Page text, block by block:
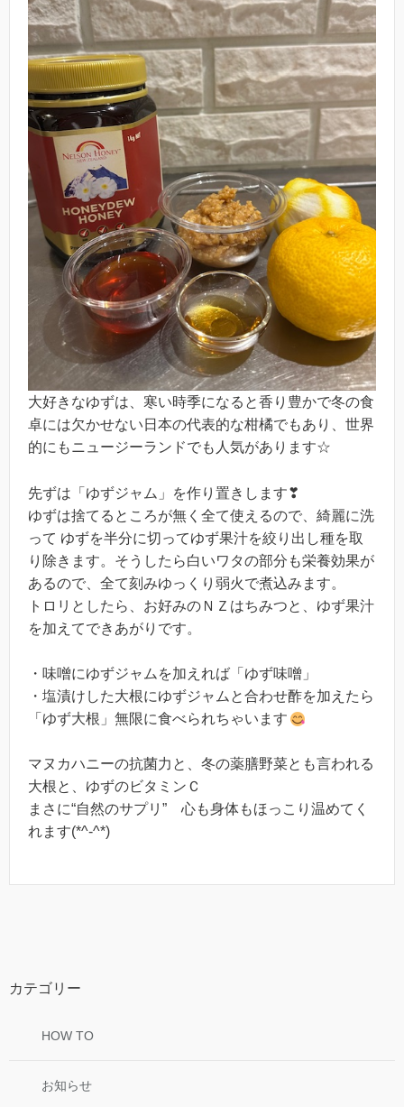
大好きなゆずは、寒い時季になると香り豊かで冬の食
卓には欠かせない日本の代表的な柑橘でもあり、世界
的にもニュージーランドでも人気があります☆
先ずは「ゆずジャム」を作り置きします❣
ゆずは捨てるところが無く全て使えるので、綺麗に洗
って ゆずを半分に切ってゆず果汁を絞り出し種を取
り除きます。そうしたら白いワタの部分も栄養効果が
あるので、全て刻みゆっくり弱火で煮込みます。
トロリとしたら、お好みのＮＺはちみつと、ゆず果汁
を加えてできあがりです。
・味噌にゆずジャムを加えれば「ゆず味噌」
・塩漬けした大根にゆずジャムと合わせ酢を加えたら
「ゆず大根」無限に食べられちゃいます
マヌカハニーの抗菌力と、冬の薬膳野菜とも言われる
大根と、ゆずのビタミンＣ
まさに“自然のサプリ” 心も身体もほっこり温めてく
れます(*^-^*)
カテゴリー
HOW TO
お知らせ